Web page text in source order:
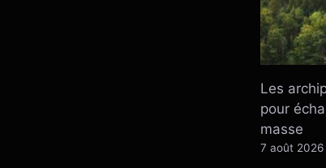
Les
pour
masse
7 août 2026